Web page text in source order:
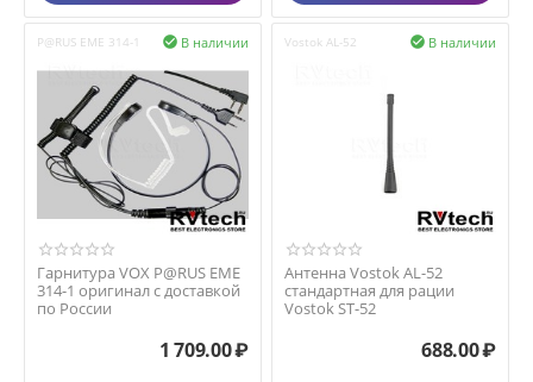
P@RUS EME 314-1 В наличии

Гарнитура VOX P@RUS EME
314-1 оригинал с доставкой
по России
1 709.00₽
Vostok AL-52 В наличии

Антенна Vostok AL-52
стандартная для рации
Vostok ST-52
688.00₽